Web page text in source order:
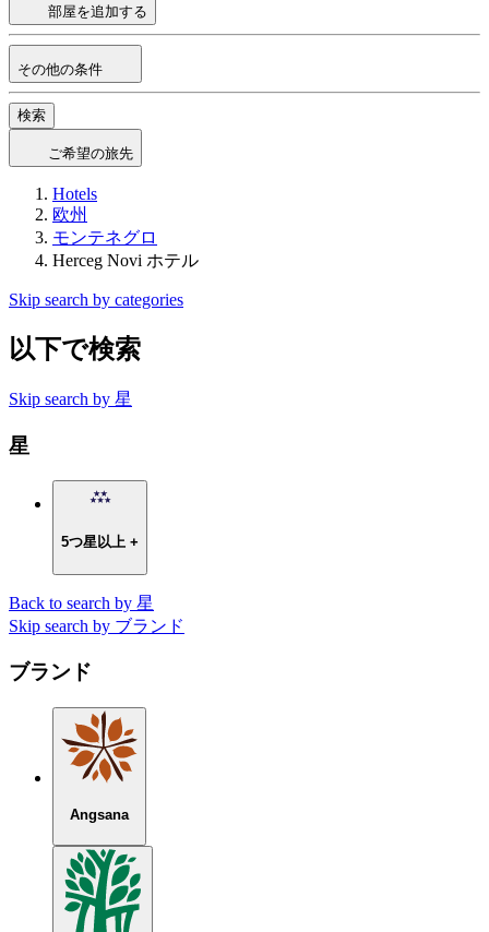
部屋を追加する
その他の条件
検索
ご希望の旅先
Hotels
欧州
モンテネグロ
Herceg Novi ホテル
Skip search by categories
以下で検索
Skip search by 星
星
5つ星以上 +
Back to search by 星
Skip search by ブランド
ブランド
Angsana